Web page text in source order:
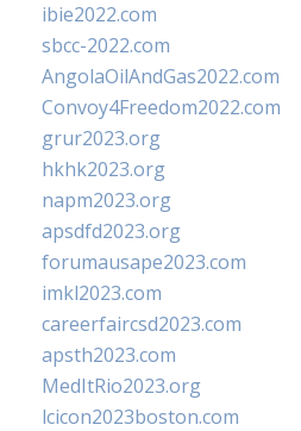
ibie2022.com
sbcc-2022.com
AngolaOilAndGas2022.com
Convoy4Freedom2022.com
grur2023.org
hkhk2023.org
napm2023.org
apsdfd2023.org
forumausape2023.com
imkl2023.com
careerfaircsd2023.com
apsth2023.com
MedItRio2023.org
lcicon2023boston.com